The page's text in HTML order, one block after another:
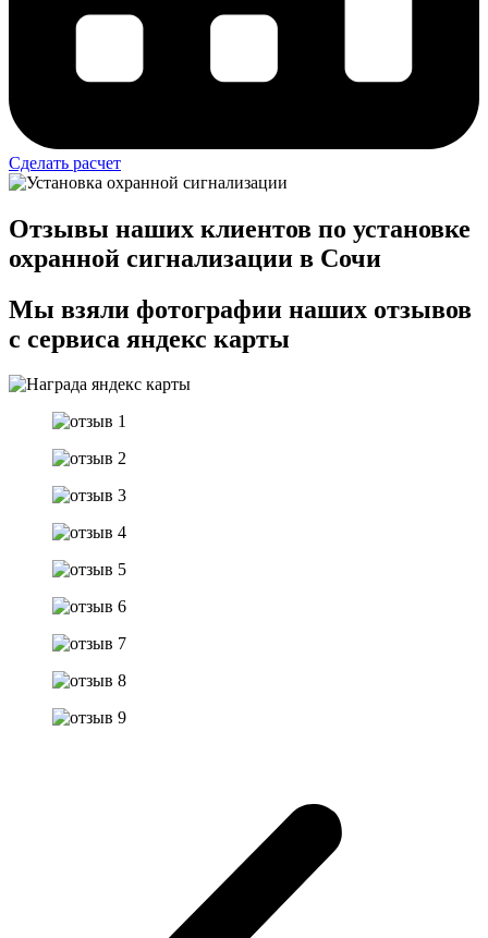
Сделать расчет
Отзывы наших клиентов по установке
охранной сигнализации в Сочи
Мы взяли фотографии наших отзывов
с сервиса яндекс карты